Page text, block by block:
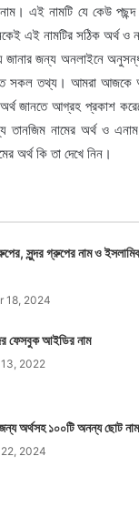
এই নামটি যে কেউ
এই নামটির সঠিক অর্থ ও
জন্য অনলাইনে
সকল তথ্য। আমরা আজকে
জানতে আগ্রহ প্রকাশ
নামের অর্থ ও
অর্থ কি তা দেখে নিন।
সুন্দর গ্রুপের নাম ও
18, 2024
ফেসবুক আইডির নাম
2022
অর্থসহ ১০০টি অনন্য ছোট নাম
2024